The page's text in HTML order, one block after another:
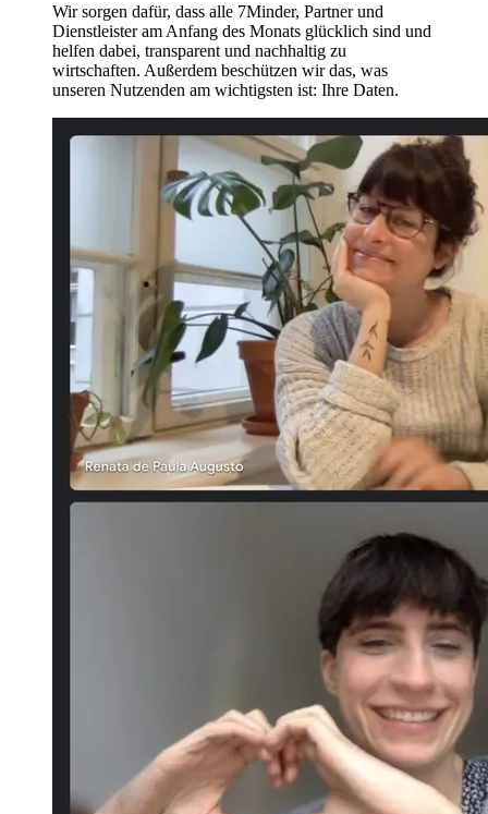
Wir sorgen dafür, dass alle 7Minder, Partner und
Dienstleister am Anfang des Monats glücklich sind und
helfen dabei, transparent und nachhaltig zu
wirtschaften. Außerdem beschützen wir das, was
unseren Nutzenden am wichtigsten ist: Ihre Daten.